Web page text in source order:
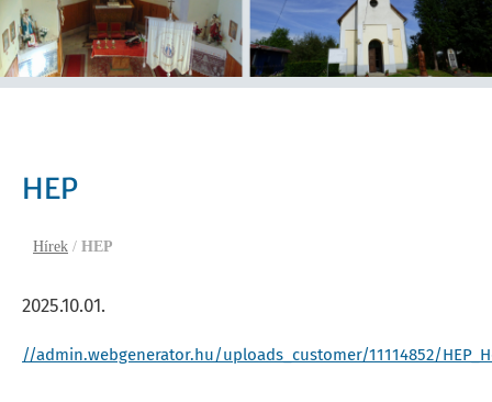
HEP
Hírek / HEP
2025.10.01.
//admin.webgenerator.hu/uploads_customer/11114852/